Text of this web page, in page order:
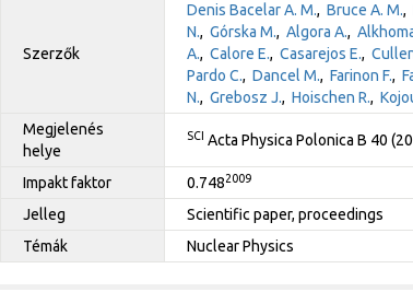
Szerzők
Denis Bacelar A. M., Bruce A. M.,
N., Górska M., Algora A.,
A., Calore E., Casarejos E.,
Pardo C., Dancel M., Farinon F.,
N., Grebosz J., Hoischen R.,
Megjelenés
helye
SCI Acta Physica Polonica B 40
Impakt faktor 0.7482009
Jelleg
Scientific paper, proceedings
Témák
Nuclear Physics